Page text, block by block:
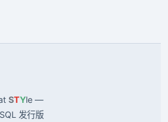
STYle —
发行版